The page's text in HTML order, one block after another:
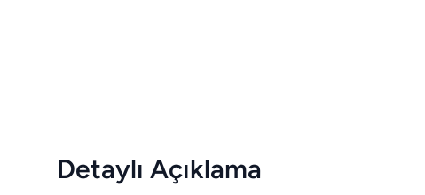
Detaylı Açıklama